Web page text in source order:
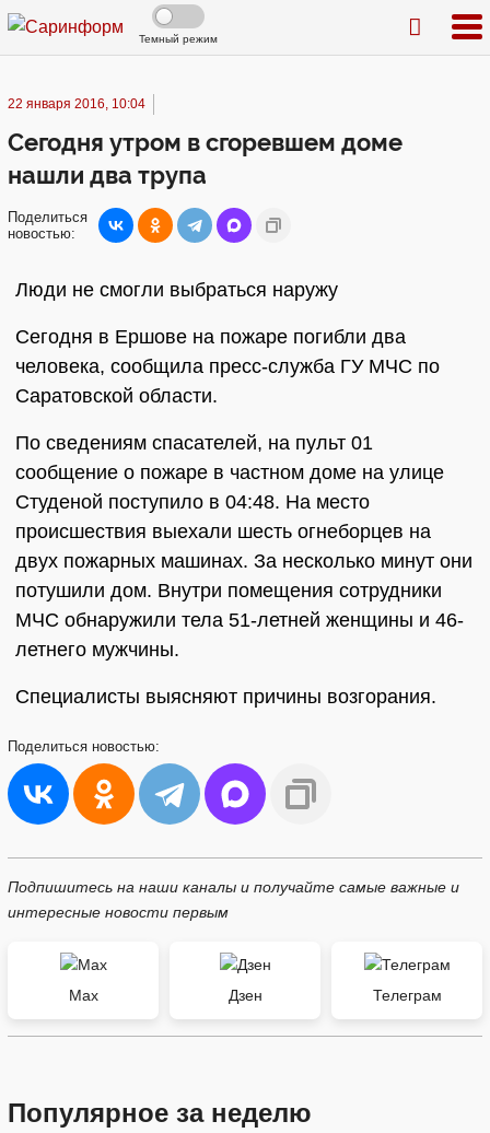
Темный режим
22 января 2016, 10:04
Сегодня утром в сгоревшем доме
нашли два трупа
Поделиться
новостью:
Люди не смогли выбраться наружу
Сегодня в Ершове на пожаре погибли два
человека, сообщила пресс-служба ГУ МЧС по
Саратовской области.
По сведениям спасателей, на пульт 01
сообщение о пожаре в частном доме на улице
Студеной поступило в 04:48. На место
происшествия выехали шесть огнеборцев на
двух пожарных машинах. За несколько минут они
потушили дом. Внутри помещения сотрудники
МЧС обнаружили тела 51-летней женщины и 46-
летнего мужчины.
Специалисты выясняют причины возгорания.
Поделиться новостью:
Подпишитесь на наши каналы и получайте самые важные и
интересные новости первым
Max Дзен Телеграм
Популярное за неделю